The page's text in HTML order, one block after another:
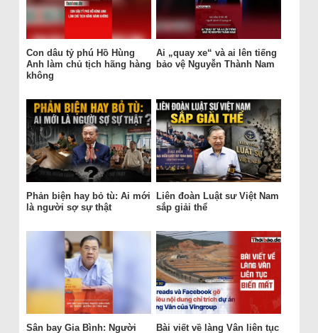
Con dâu tỷ phú Hồ Hùng
Anh làm chủ tịch hãng hàng
không
Ai „quay xe“ và ai lên tiếng
bảo vệ Nguyễn Thành Nam
Phản biện hay bỏ tù: Ai mới
là người sợ sự thật
Liên đoàn Luật sư Việt Nam
sắp giải thể
Sân bay Gia Bình: Người Bài viết về làng Vân liên tục